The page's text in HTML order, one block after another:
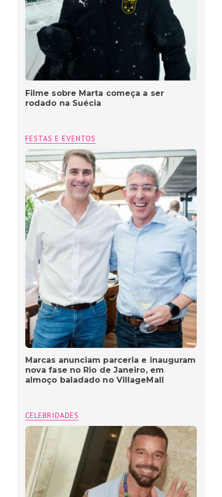
Filme sobre Marta começa a ser
rodado na Suécia
FESTAS E EVENTOS
Marcas anunciam parceria e inauguram
nova fase no Rio de Janeiro, em
almoço baladado no VillageMall
CELEBRIDADES